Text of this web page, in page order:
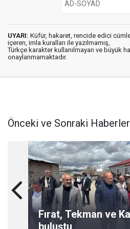
UYARI: Küfür, hakaret, rencide edici
içeren, imla kuralları ile yazılmamış,
Türkçe karakter kullanılmayan ve büyük
onaylanmamaktadır.
Önceki ve Sonraki Haberler
Fırat, Tekman ve
buluştu